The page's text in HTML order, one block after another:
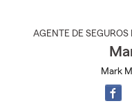
AGENTE DE SEGUROS
Mark